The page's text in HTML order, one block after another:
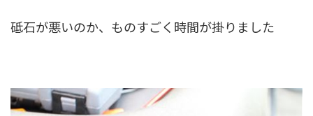
砥石が悪いのか、ものすごく時間が掛りました